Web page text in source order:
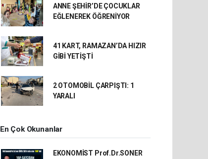
ANNE ŞEHİR’DE ÇOCUKLAR
EĞLENEREK ÖĞRENİYOR
41 KART, RAMAZAN’DA HIZIR
GİBİ YETİŞTİ
2 OTOMOBİL ÇARPIŞTI: 1
YARALI
En Çok Okunanlar
EKONOMİST Prof.Dr.SONER